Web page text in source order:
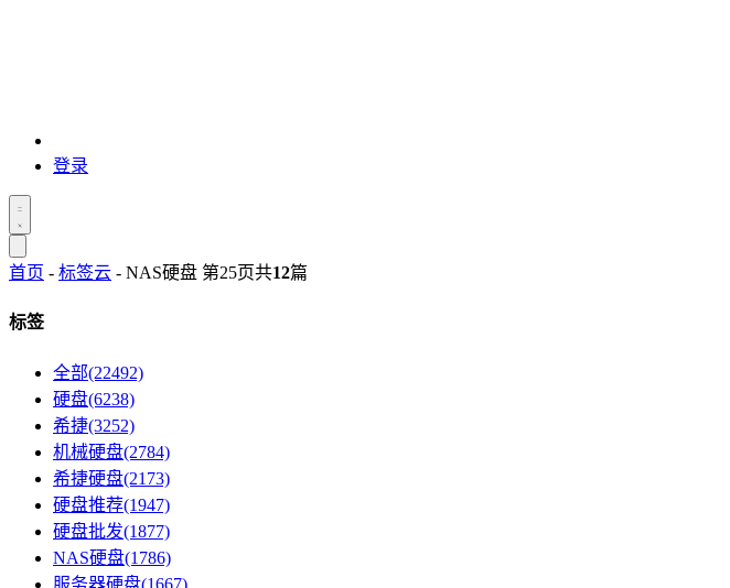
登录
首页 - 标签云 - NAS硬盘 第25页共12篇
标签
全部(22492)
硬盘(6238)
希捷(3252)
机械硬盘(2784)
希捷硬盘(2173)
硬盘推荐(1947)
硬盘批发(1877)
NAS硬盘(1786)
服务器硬盘(1667)